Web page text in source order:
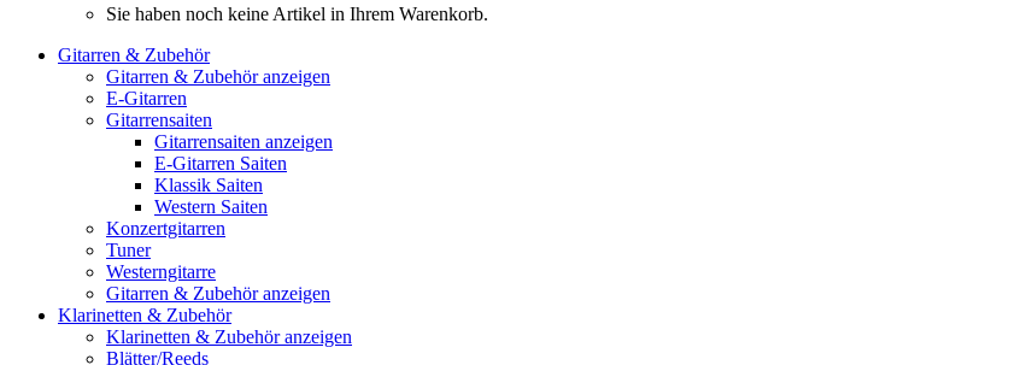
Sie haben noch keine Artikel in Ihrem Warenkorb.
Gitarren & Zubehör
Gitarren & Zubehör anzeigen
E-Gitarren
Gitarrensaiten
Gitarrensaiten anzeigen
E-Gitarren Saiten
Klassik Saiten
Western Saiten
Konzertgitarren
Tuner
Westerngitarre
Gitarren & Zubehör anzeigen
Klarinetten & Zubehör
Klarinetten & Zubehör anzeigen
Blätter/Reeds